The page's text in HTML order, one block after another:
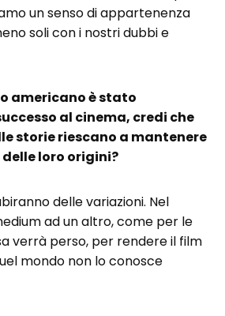
un senso di appartenenza
soli con i nostri dubbi e
americano è stato
al cinema, credi che
storie riescano a mantenere
loro origini?
delle variazioni. Nel
ad un altro, come per le
verrà perso, per rendere il film
mondo non lo conosce